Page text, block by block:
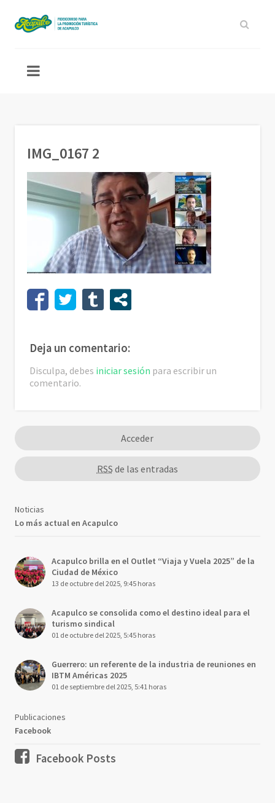
IMG_0167 2
Deja un comentario:
Disculpa, debes iniciar sesión para escribir un
comentario.
Acceder
RSS de las entradas
Noticias
Lo más actual en Acapulco
Acapulco brilla en el Outlet “Viaja y Vuela 2025” de la
Ciudad de México
13 de octubre del 2025, 9:45 horas
Acapulco se consolida como el destino ideal para el
turismo sindical
01 de octubre del 2025, 5:45 horas
Guerrero: un referente de la industria de reuniones en
IBTM Américas 2025
01 de septiembre del 2025, 5:41 horas
Publicaciones
Facebook
Facebook Posts